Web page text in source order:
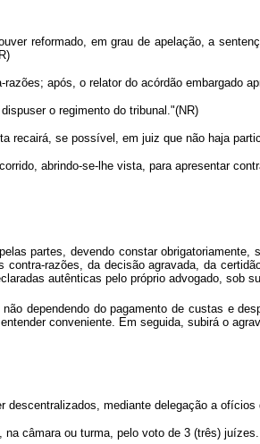
reformado, em grau de apelação, a
após, o relator do acórdão embargado
o regimento do tribunal."(NR)
recairá, se possível, em juiz que não haja
abrindo-se-lhe vista, para apresentar
partes, devendo constar
razões, da decisão agravada, da
autênticas pelo próprio advogado, sob
dependendo do pagamento de custas e
conveniente. Em seguida, subirá o
mediante delegação a
câmara ou turma, pelo voto de 3 (três) juízes.